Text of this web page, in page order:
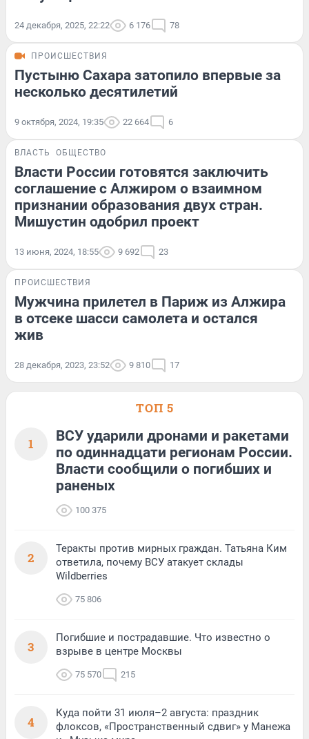
24 декабря, 2025, 22:22 6 176 78
ПРОИСШЕСТВИЯ
Пустыню Сахара затопило впервые за
несколько десятилетий
9 октября, 2024, 19:35 22 664 6
ВЛАСТЬ ОБЩЕСТВО
Власти России готовятся заключить
соглашение с Алжиром о взаимном
признании образования двух стран.
Мишустин одобрил проект
13 июня, 2024, 18:55 9 692 23
ПРОИСШЕСТВИЯ
Мужчина прилетел в Париж из Алжира
в отсеке шасси самолета и остался
жив
28 декабря, 2023, 23:52 9 810 17
ТОП 5
1
ВСУ ударили дронами и ракетами
по одиннадцати регионам России.
Власти сообщили о погибших и
раненых
100 375
2
Теракты против мирных граждан. Татьяна Ким
ответила, почему ВСУ атакует склады
Wildberries
75 806
3
Погибшие и пострадавшие. Что известно о
взрыве в центре Москвы
75 570 215
4
Куда пойти 31 июля–2 августа: праздник
флоксов, «Пространственный сдвиг» у Манежа